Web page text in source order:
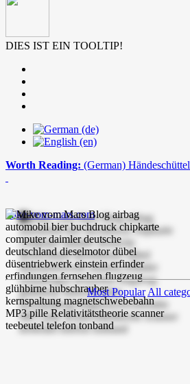
DIES IST EIN TOOLTIP!
Worth Reading: (German)
mike-vom-mars.com
Most Popular All